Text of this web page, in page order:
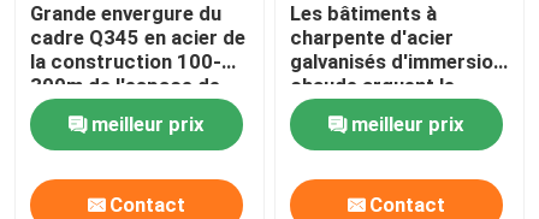
cadre portail en acier
Lucarne de dôme de toit
Structure de membrane de tension
Grande envergure du
cadre Q345 en acier de
la construction 100-
300m de l'espace de
grille légère de cadre
meilleur prix
Contact
Les bâtiments à
charpente d'acier
galvanisés d'immersion
chaude arquent le
cadre structurel 300m
de l'espacemeilleur prix
Contact